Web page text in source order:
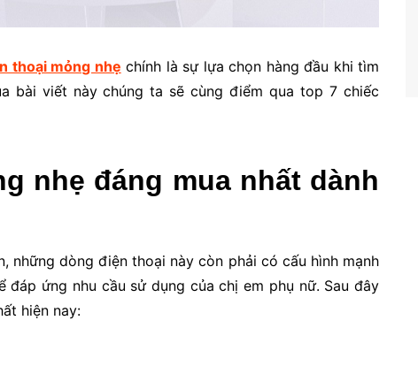
thoại mỏng nhẹ chính là sự lựa chọn hàng đầu khi tìm
bài viết này chúng ta sẽ cùng điểm qua top 7 chiếc
nhẹ đáng mua nhất dành
những dòng điện thoại này còn phải có cấu hình mạnh
đáp ứng nhu cầu sử dụng của chị em phụ nữ. Sau đây
hiện nay: